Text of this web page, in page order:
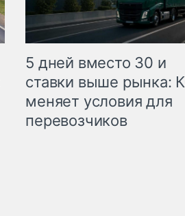
5 дней вместо 30 и
ставки выше рынка:
меняет условия для
перевозчиков